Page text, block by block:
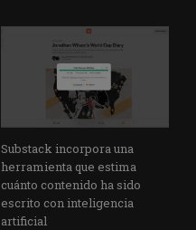
Substack incorpora una
herramienta que estima
cuánto contenido ha sido
escrito con inteligencia
artificial